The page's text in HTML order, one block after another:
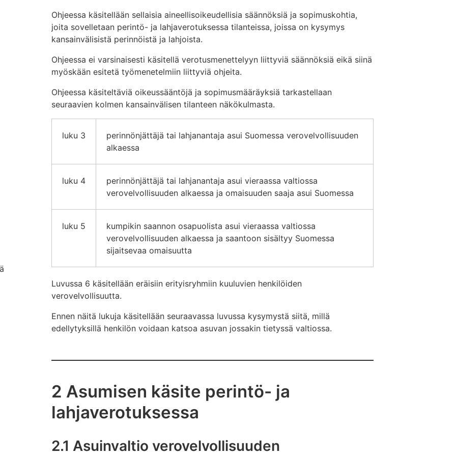
Ohjeessa käsitellään sellaisia aineellisoikeudellisia säännöksiä ja sopimuskohtia,
joita sovelletaan perintö- ja lahjaverotuksessa tilanteissa, joissa on kysymys
kansainvälisistä perinnöistä ja lahjoista.
Ohjeessa ei varsinaisesti käsitellä verotusmenettelyyn liittyviä säännöksiä eikä siinä
myöskään esitetä työmenetelmiin liittyviä ohjeita.
Ohjeessa käsiteltäviä oikeussääntöjä ja sopimusmääräyksiä tarkastellaan
seuraavien kolmen kansainvälisen tilanteen näkökulmasta.
luku 3
perinnönjättäjä tai lahjanantaja asui Suomessa verovelvollisuuden
alkaessa
luku 4
perinnönjättäjä tai lahjanantaja asui vieraassa valtiossa
verovelvollisuuden alkaessa ja omaisuuden saaja asui Suomessa
luku 5
kumpikin saannon osapuolista asui vieraassa valtiossa
verovelvollisuuden alkaessa ja saantoon sisältyy Suomessa
sijaitsevaa omaisuutta
Luvussa 6 käsitellään eräisiin erityisryhmiin kuuluvien henkilöiden
verovelvollisuutta.
Ennen näitä lukuja käsitellään seuraavassa luvussa kysymystä siitä, millä
edellytyksillä henkilön voidaan katsoa asuvan jossakin tietyssä valtiossa.
2 Asumisen käsite perintö- ja
lahjaverotuksessa
2.1 Asuinvaltio verovelvollisuuden